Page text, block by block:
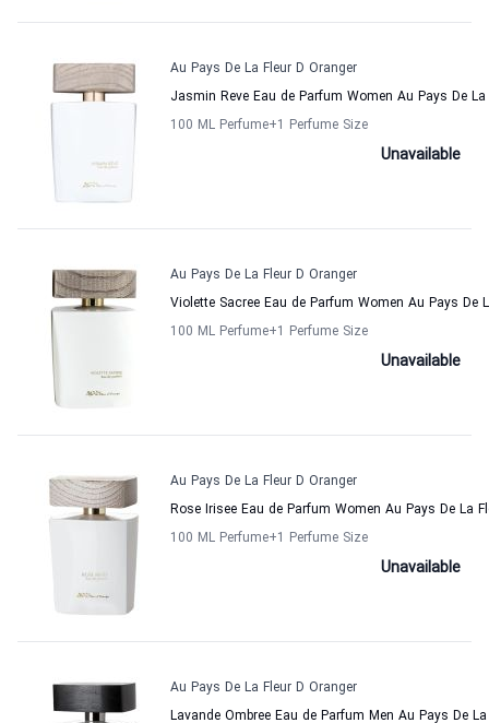
Au Pays De La Fleur D Oranger
Jasmin Reve Eau de Parfum Women Au Pays De La
100 ML Perfume+1 Perfume Size
Unavailable
Au Pays De La Fleur D Oranger
Violette Sacree Eau de Parfum Women Au Pays De
100 ML Perfume+1 Perfume Size
Unavailable
Au Pays De La Fleur D Oranger
Rose Irisee Eau de Parfum Women Au Pays De La
100 ML Perfume+1 Perfume Size
Unavailable
Au Pays De La Fleur D Oranger
Lavande Ombree Eau de Parfum Men Au Pays De